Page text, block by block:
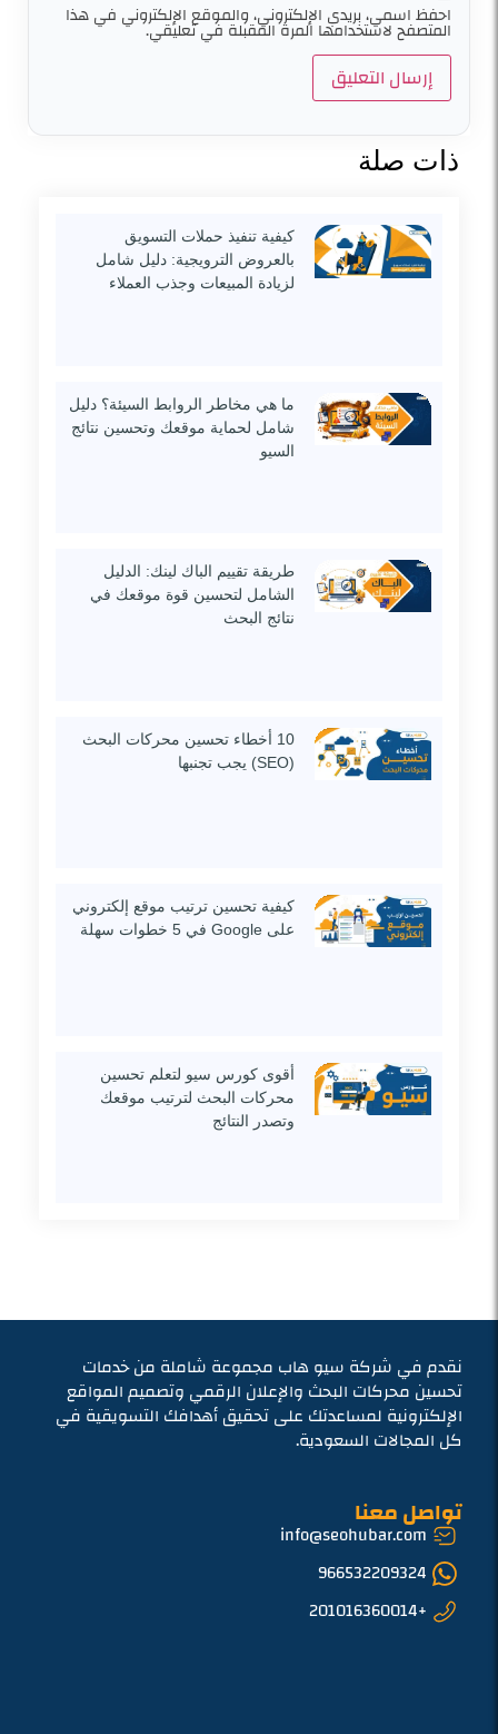
احفظ اسمي، بريدي الإلكتروني، والموقع الإلكتروني في هذا
المتصفح لاستخدامها المرة المقبلة في تعليقي.
ذات صلة
كيفية تنفيذ حملات التسويق
بالعروض الترويجية: دليل شامل
لزيادة المبيعات وجذب العملاء
ما هي مخاطر الروابط السيئة؟ دليل
شامل لحماية موقعك وتحسين نتائج
السيو
طريقة تقييم الباك لينك: الدليل
الشامل لتحسين قوة موقعك في
نتائج البحث
10 أخطاء تحسين محركات البحث
(SEO) يجب تجنبها
كيفية تحسين ترتيب موقع إلكتروني
على Google في 5 خطوات سهلة
أقوى كورس سيو لتعلم تحسين
محركات البحث لترتيب موقعك
وتصدر النتائج
نقدم في شركة سيو هاب مجموعة شاملة من خدمات
تحسين محركات البحث والإعلان الرقمي وتصميم المواقع
الإلكترونية لمساعدتك على تحقيق أهدافك التسويقية في
كل المجالات السعودية.
تواصل معنا
info@seohubar.com
966532209324
+201016360014